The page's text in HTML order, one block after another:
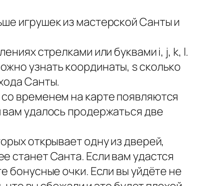
игрушек из мастерской Санты и
стрелками или буквами i, j, k, l.
узнать координаты, s сколько
Санты.
временем на карте появляются
удалось продержаться две
открывает одну из дверей,
станет Санта. Если вам удастся
бонусные очки. Если вы уйдёте не